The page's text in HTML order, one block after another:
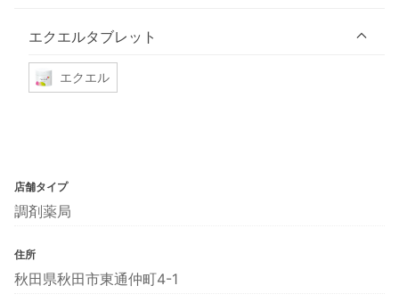
エクエルタブレット
エクエル
店舗タイプ
調剤薬局
住所
秋田県秋田市東通仲町4-1